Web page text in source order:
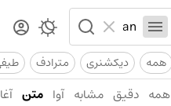
همه دیکشنری مترادف
همه دقیق مشابه آوا متن